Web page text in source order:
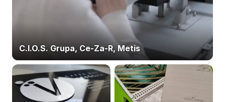
C.I.O.S. Grupa, Ce-Za-R, Metis